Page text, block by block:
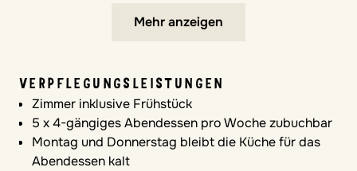
Großzügige, sichere Spielflächen
Verkehrsberuhigte Anlage
Autofreie Zonen für Kinder
Komfort im Zimmer
Mehr anzeigen
VERPFLEGUNGSLEISTUNGEN
Zimmer inklusive Frühstück
5 x 4-gängiges Abendessen pro Woche zubuchbar
Montag und Donnerstag bleibt die Küche für das
Abendessen kalt